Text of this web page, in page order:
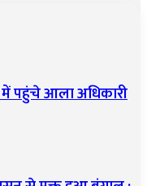
में पहुंचे आला अधिकारी